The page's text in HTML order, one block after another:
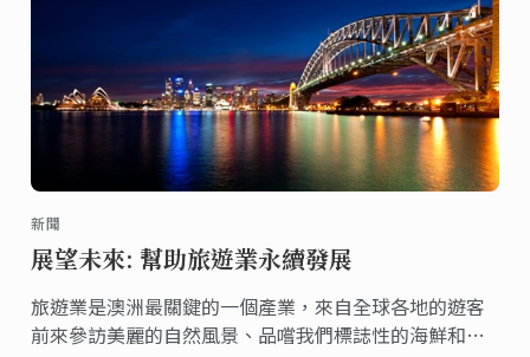
新聞
展望未來: 幫助旅遊業永續發展
旅遊業是澳洲最關鍵的一個產業，來自全球各地的遊客
前來參訪美麗的自然風景、品嚐我們標誌性的海鮮和極